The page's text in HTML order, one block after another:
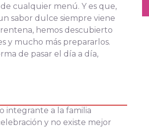
cualquier menú. Y es que,
sabor dulce siempre viene
hemos descubierto
y mucho más prepararlos.
de pasar el día a día,
integrante a la familia
y no existe mejor